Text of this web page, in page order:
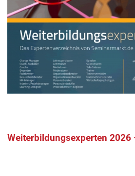
Weiterbildungsexperten 2026